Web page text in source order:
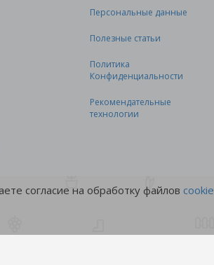
Персональные данные
Полезные статьи
Политика
Конфиденциальности
Рекомендательные
технологии
согласие на обработку файлов cookie